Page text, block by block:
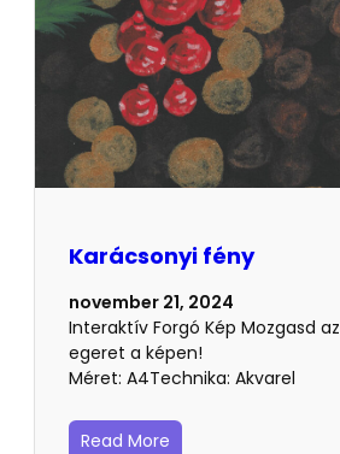
Karácsonyi fény
november 21, 2024
Interaktív Forgó Kép Mozgasd az
egeret a képen!
Méret: A4Technika: Akvarel
Read More